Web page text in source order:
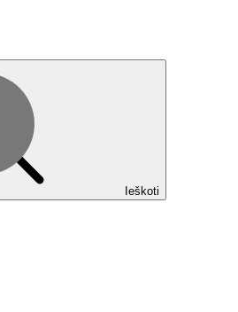
Ieškoti